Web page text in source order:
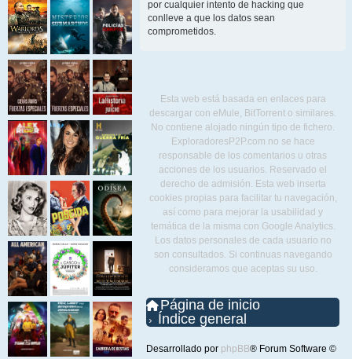
por cualquier intento de hacking que
conlleve a que los datos sean
comprometidos.
Esta web está basada en enlaces para
descargar con eMule, BitTorrent o similares.
No contiene alojado ningún tipo de fichero.
ExploradoresP2P.com no se hace
responsable de los comentarios u otras
acciones de los usuarios. Reservado el
derecho de admisión. Esta web inserta
cookies propias para facilitar tu navegación,
así como para mejorar la usabilidad y
temática de la misma con Google Analytics.
Los datos personales de cada usuario no
son consultados. Si continuas navegando
consideramos que aceptas su uso.
Página de inicio
Índice general
Desarrollado por phpBB® Forum Software ©